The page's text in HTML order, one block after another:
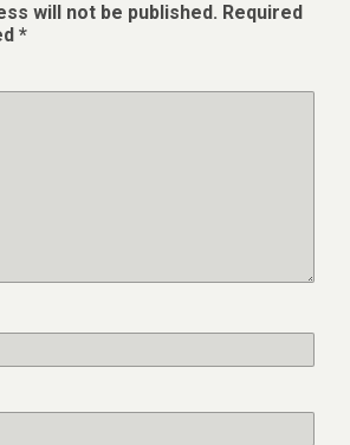
will not be published. Required
*